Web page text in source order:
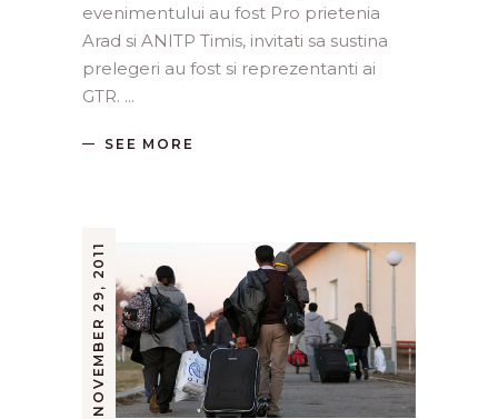
evenimentului au fost Pro prietenia
Arad si ANITP Timis, invitati sa sustina
prelegeri au fost si reprezentanti ai
GTR.
SEE MORE
NOVEMBER 29, 2011